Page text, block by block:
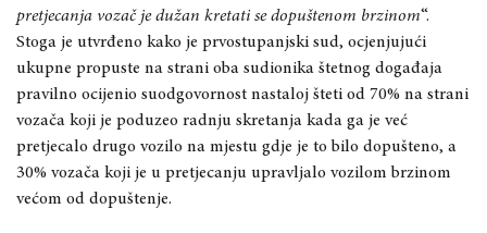
pretjecanja vozač je dužan kretati se dopuštenom brzinom“.
Stoga je utvrđeno kako je prvostupanjski sud, ocjenjujući
ukupne propuste na strani oba sudionika štetnog događaja
pravilno ocijenio suodgovornost nastaloj šteti od 70% na strani
vozača koji je poduzeo radnju skretanja kada ga je već
pretjecalo drugo vozilo na mjestu gdje je to bilo dopušteno, a
30% vozača koji je u pretjecanju upravljalo vozilom brzinom
većom od dopuštenje.